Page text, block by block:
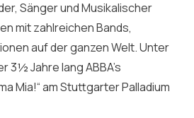
Sänger und Musikalischer
mit zahlreichen Bands,
auf der ganzen Welt. Unter
3½ Jahre lang ABBA’s
Mia!“ am Stuttgarter Palladium